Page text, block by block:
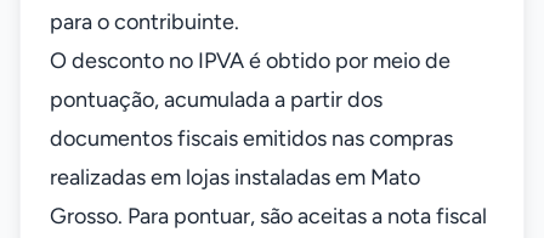
para o contribuinte.
O desconto no IPVA é obtido por meio de
pontuação, acumulada a partir dos
documentos fiscais emitidos nas compras
realizadas em lojas instaladas em Mato
Grosso. Para pontuar, são aceitas a nota fiscal